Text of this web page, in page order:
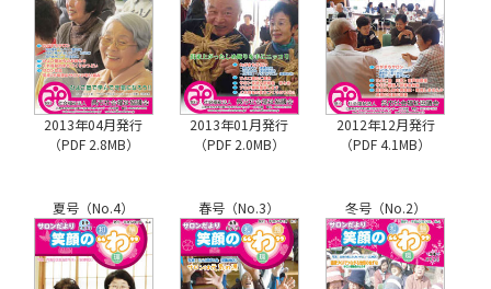
2013年04月発行
（PDF 2.8MB）
2013年01月発行
（PDF 2.0MB）
2012年12月発行
（PDF 4.1MB）
夏号（No.4） 春号（No.3） 冬号（No.2）